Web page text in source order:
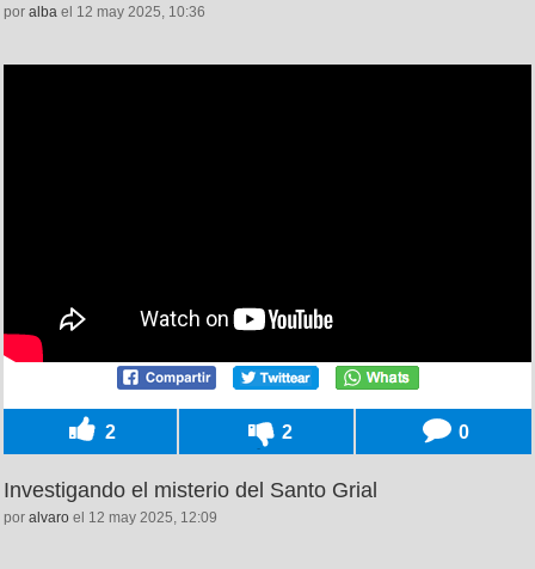
por alba el 12 may 2025, 10:36
2 2 0
Investigando el misterio del Santo Grial
por alvaro el 12 may 2025, 12:09